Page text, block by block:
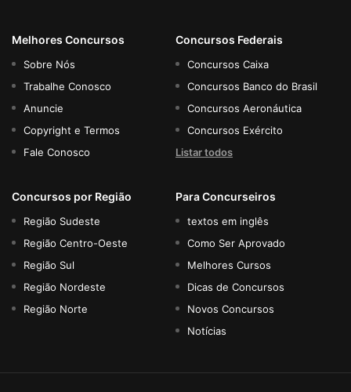
Melhores Concursos
Sobre Nós
Trabalhe Conosco
Anuncie
Copyright e Termos
Fale Conosco
Concursos Federais
Concursos Caixa
Concursos Banco do Brasil
Concursos Aeronáutica
Concursos Exército
Listar todos
Concursos por Região
Região Sudeste
Região Centro-Oeste
Região Sul
Região Nordeste
Região Norte
Para Concurseiros
textos em inglês
Como Ser Aprovado
Melhores Cursos
Dicas de Concursos
Novos Concursos
Notícias